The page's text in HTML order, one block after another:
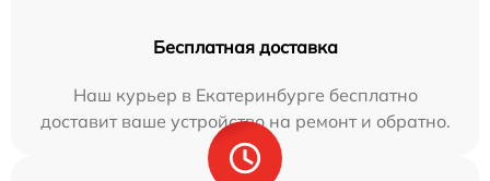
Бесплатная доставка
Наш курьер в Екатеринбурге бесплатно
доставит ваше устройство на ремонт и обратно.